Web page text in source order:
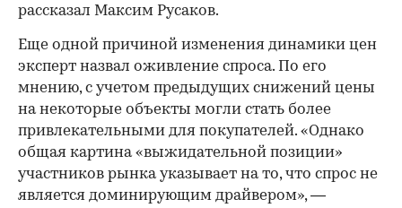
рассказал Максим Русаков.
Еще одной причиной изменения динамики цен
эксперт назвал оживление спроса. По его
мнению, с учетом предыдущих снижений цены
на некоторые объекты могли стать более
привлекательными для покупателей. «Однако
общая картина «выжидательной позиции»
участников рынка указывает на то, что спрос не
является доминирующим драйвером», —